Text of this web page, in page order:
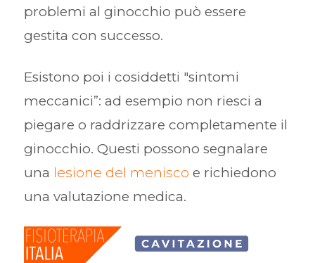
problemi al ginocchio può essere
gestita con successo.
Esistono poi i cosiddetti "sintomi
meccanici”: ad esempio non riesci a
piegare o raddrizzare completamente il
ginocchio. Questi possono segnalare
una lesione del menisco e richiedono
una valutazione medica.